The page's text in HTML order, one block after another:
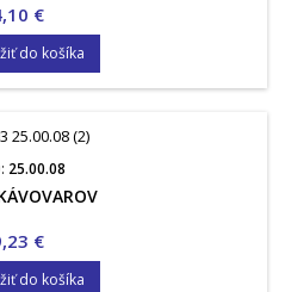
€
do košíka
25.00.08
€
do košíka